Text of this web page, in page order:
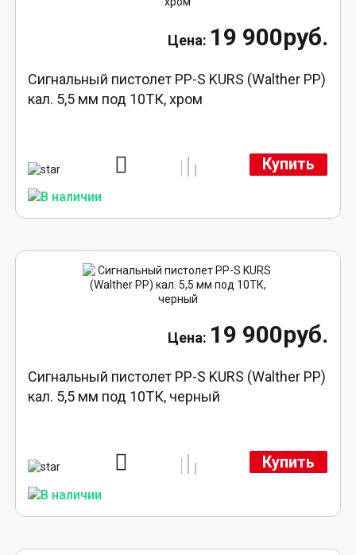
19 900руб.
Сигнальный пистолет PP-S KURS (Walther PP)
кал. 5,5 мм под 10ТК, хром
Купить
19 900руб.
Сигнальный пистолет PP-S KURS (Walther PP)
кал. 5,5 мм под 10ТК, черный
Купить